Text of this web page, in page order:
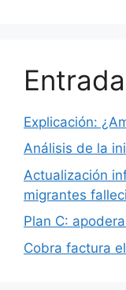
Explicación:
Análisis de la
Actualización
migrantes
Plan C:
Cobra factura